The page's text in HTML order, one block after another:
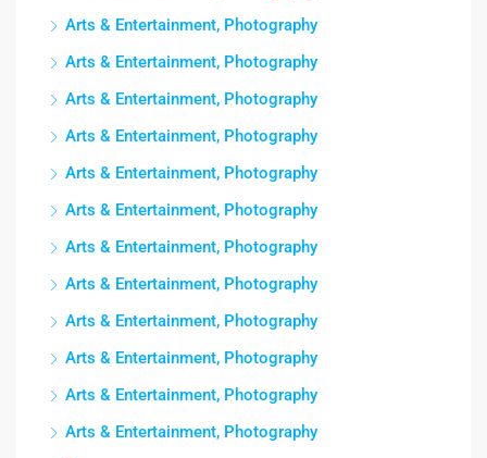
Arts & Entertainment, Photography
Arts & Entertainment, Photography
Arts & Entertainment, Photography
Arts & Entertainment, Photography
Arts & Entertainment, Photography
Arts & Entertainment, Photography
Arts & Entertainment, Photography
Arts & Entertainment, Photography
Arts & Entertainment, Photography
Arts & Entertainment, Photography
Arts & Entertainment, Photography
Arts & Entertainment, Photography